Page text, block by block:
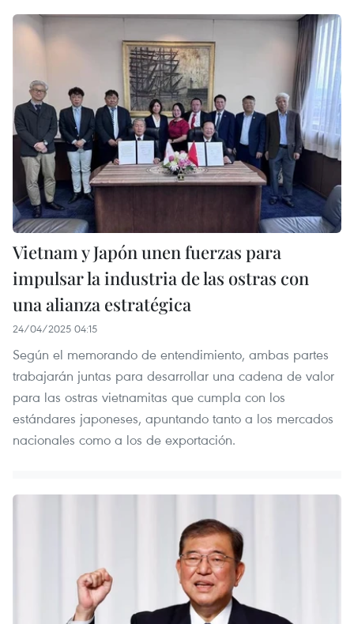
Vietnam y Japón unen fuerzas para
impulsar la industria de las ostras con
una alianza estratégica
24/04/2025 04:15
Según el memorando de entendimiento, ambas partes
trabajarán juntas para desarrollar una cadena de valor
para las ostras vietnamitas que cumpla con los
estándares japoneses, apuntando tanto a los mercados
nacionales como a los de exportación.